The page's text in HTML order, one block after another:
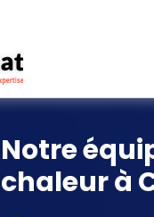
Notre
chaleur à